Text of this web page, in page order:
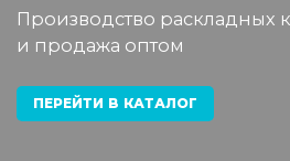
Производство раскладных
и продажа оптом
ПЕРЕЙТИ В КАТАЛОГ